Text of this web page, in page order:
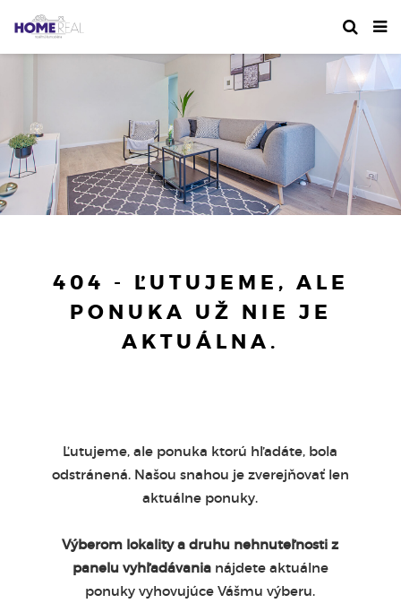
404 - ĽUTUJEME, ALE
PONUKA UŽ NIE JE
AKTUÁLNA.
Ľutujeme, ale ponuka ktorú hľadáte, bola
odstránená. Našou snahou je zverejňovať len
aktuálne ponuky.
Výberom lokality a druhu nehnuteľnosti z
panelu vyhľadávanianájdete aktuálne
ponuky vyhovujúce Vášmu výberu.